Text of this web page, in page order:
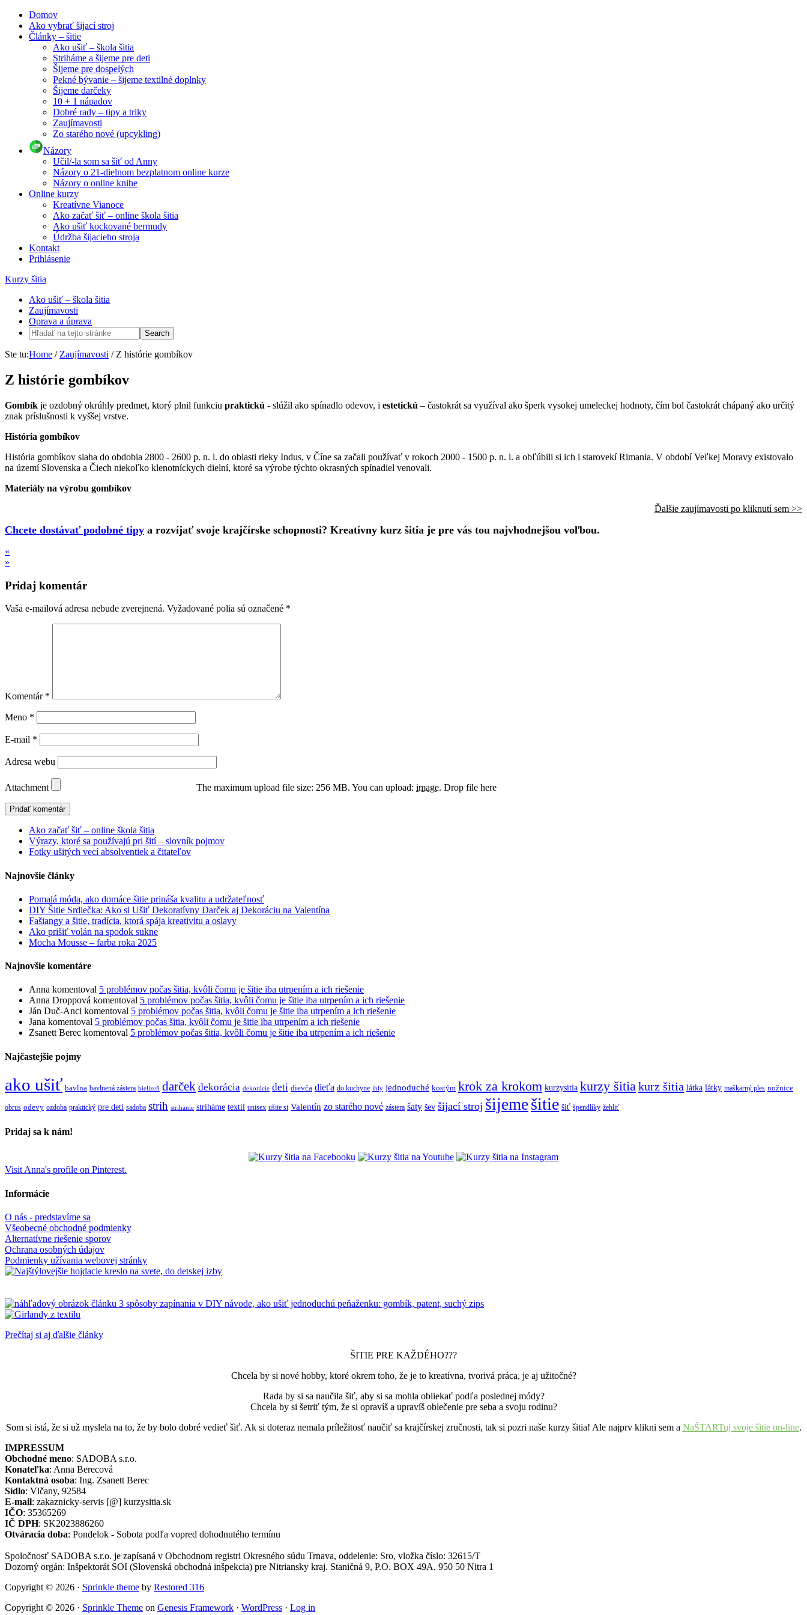
Domov
Ako vybrať šijací stroj
Články – šitie
Ako ušiť – škola šitia
Striháme a šijeme pre deti
Šijeme pre dospelých
Pekné bývanie – šijeme textilné doplnky
Šijeme darčeky
10 + 1 nápadov
Dobré rady – tipy a triky
Zaujímavosti
Zo starého nové (upcykling)
Názory
Učil/-la som sa šiť od Anny
Názory o 21-dielnom bezplatnom online kurze
Názory o online knihe
Online kurzy
Kreatívne Vianoce
Ako začať šiť – online škola šitia
Ako ušiť kockované bermudy
Údržba šijacieho stroja
Kontakt
Prihlásenie
Kurzy šitia
Ako ušiť – škola šitia
Zaujímavosti
Oprava a úprava
Ste tu:Home / Zaujímavosti /Z histórie gombíkov
Z histórie gombíkov
Gombík je ozdobný okrúhly predmet, ktorý plnil funkciu praktickú -­ slúžil ako spínadlo odevov, i estetickú – častokrát sa využíval ako šperk vysokej umeleckej hodnoty, čím bol častokrát chápaný ako určitý
znak príslušnosti k vyššej vrstve.
História gombíkov
História gombíkov siaha do obdobia 2800 ­- 2600 p. n. l. do oblasti rieky Indus, v Číne sa začali používať v rokoch 2000 -­ 1500 p. n. l. a obľúbili si ich i starovekí Rimania. V období Veľkej Moravy existovalo
na území Slovenska a Čiech niekoľko klenotníckych dielní, ktoré sa výrobe týchto okrasných spínadiel venovali.
Materiály na výrobu gombíkov
Ďalšie zaujímavosti po kliknutí sem >>
Chcete dostávať podobné tipy a rozvíjať svoje krajčírske schopnosti? Kreatívny kurz šitia je pre vás tou najvhodnejšou voľbou.
«
»
Pridaj komentár
Vaša e-mailová adresa nebude zverejnená. Vyžadované polia sú označené *
Komentár *
Meno *
E-mail *
Adresa webu
Attachment The maximum upload file size: 256 MB. You can upload: image. Drop file here
Ako začať šiť – online škola šitia
Výrazy, ktoré sa používajú pri šití – slovník pojmov
Fotky ušitých vecí absolventiek a čitateľov
Najnovšie články
Pomalá móda, ako domáce šitie prináša kvalitu a udržateľnosť
DIY Šitie Srdiečka: Ako si Ušiť Dekoratívny Darček aj Dekoráciu na Valentína
Fašiangy a šitie, tradícia, ktorá spája kreativitu a oslavy
Ako prišiť volán na spodok sukne
Mocha Mousse – farba roka 2025
Najnovšie komentáre
Anna komentoval 5 problémov počas šitia, kvôli čomu je šitie iba utrpením a ich riešenie
Anna Droppová komentoval 5 problémov počas šitia, kvôli čomu je šitie iba utrpením a ich riešenie
Ján Duč-Anci komentoval 5 problémov počas šitia, kvôli čomu je šitie iba utrpením a ich riešenie
Jana komentoval 5 problémov počas šitia, kvôli čomu je šitie iba utrpením a ich riešenie
Zsanett Berec komentoval 5 problémov počas šitia, kvôli čomu je šitie iba utrpením a ich riešenie
Najčastejšie pojmy
ako ušiť bavlna bavlnená zástera bielizeň darček dekorácia dekorácie deti dievča dieťa do kuchyne ihly jednoduché kostým krok za krokom kurzysitia kurzy šitiakurz šitia látka látky maškarný ples nožnice
obrus odevy ozdoba praktický pre deti sadoba strih strihanie striháme textil unisex ušite si Valentín zo starého nové zástera šaty šev šijací stroj šijeme šitie šiť špendlíky žehliť
Pridaj sa k nám!
Visit Anna's profile on Pinterest.
Informácie
O nás - predstavíme sa
Všeobecné obchodné podmienky
Alternatívne riešenie sporov
Ochrana osobných údajov
Podmienky užívania webovej stránky
Prečítaj si aj ďalšie články
ŠITIE PRE KAŽDÉHO???
Chcela by si nové hobby, ktoré okrem toho, že je to kreatívna, tvorivá práca, je aj užitočné?
Rada by si sa naučila šiť, aby si sa mohla obliekať podľa poslednej módy?
Chcela by si šetriť tým, že si opravíš a upravíš oblečenie pre seba a svoju rodinu?
Som si istá, že si už myslela na to, že by bolo dobré vedieť šiť. Ak si doteraz nemala príležitosť naučiť sa krajčírskej zručnosti, tak si pozri naše kurzy šitia! Ale najprv klikni sem a NaŠTARTuj svoje šitie on-line.
IMPRESSUM
Obchodné meno: SADOBA s.r.o.
Konateľka: Anna Berecová
Kontaktná osoba: Ing. Zsanett Berec
Sídlo: Vlčany, 92584
E-mail: zakaznicky-servis [@] kurzysitia.sk
IČO: 35365269
IČ DPH: SK2023886260
Otváracia doba: Pondelok - Sobota podľa vopred dohodnutého termínu
Spoločnosť SADOBA s.r.o. je zapísaná v Obchodnom registri Okresného súdu Trnava, oddelenie: Sro, vložka číslo: 32615/T
Dozorný orgán: Inšpektorát SOI (Slovenská obchodná inšpekcia) pre Nitriansky kraj. Staničná 9, P.O. BOX 49A, 950 50 Nitra 1
Copyright © 2026 · Sprinkle theme by Restored 316
Copyright © 2026 · Sprinkle Theme on Genesis Framework · WordPress · Log in